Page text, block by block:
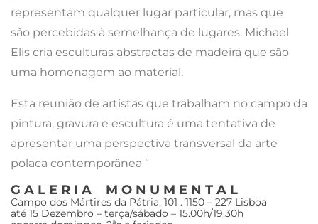
representam qualquer lugar particular, mas que
são percebidas à semelhança de lugares. Michael
Elis cria esculturas abstractas de madeira que são
uma homenagem ao material.
Esta reunião de artistas que trabalham no campo da
pintura, gravura e escultura é uma tentativa de
apresentar uma perspectiva transversal da arte
polaca contemporânea “
G A L E R I A M O N U M E N T A L
Campo dos Mártires da Pátria, 101 . 1150 – 227 Lisboa
até 15 Dezembro – terça/sábado – 15.00h/19.30h